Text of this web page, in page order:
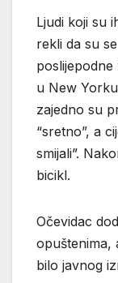
Ljudi koji su
rekli da su
poslijepodne
u New
zajedno su
“sretno”, a
smijali”.
bicikl.
Očevidac
opuštenima,
bilo javnog